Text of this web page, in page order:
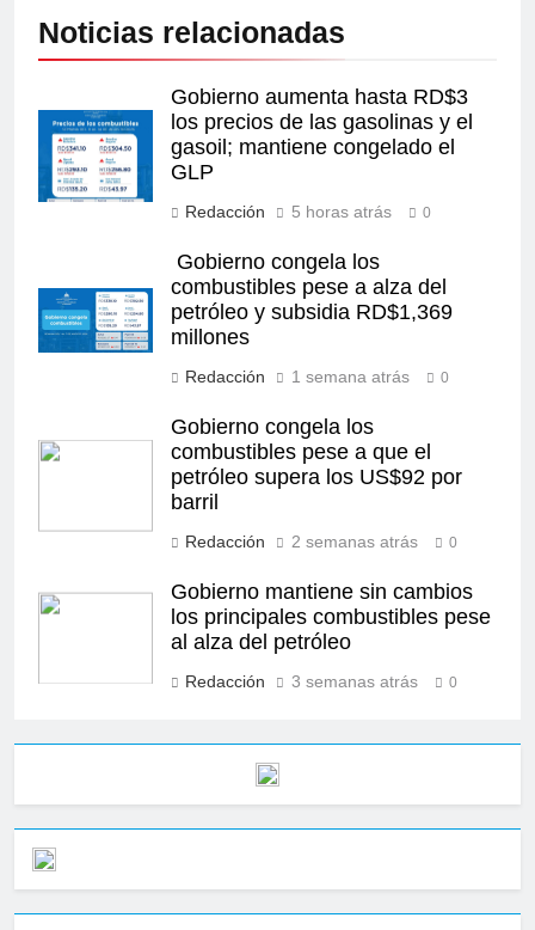
Noticias relacionadas
Gobierno aumenta hasta RD$3
los precios de las gasolinas y el
gasoil; mantiene congelado el
GLP
Redacción 5 horas atrás 0
Gobierno congela los
combustibles pese a alza del
petróleo y subsidia RD$1,369
millones
Redacción 1 semana atrás 0
Gobierno congela los
combustibles pese a que el
petróleo supera los US$92 por
barril
Redacción 2 semanas atrás 0
Gobierno mantiene sin cambios
los principales combustibles pese
al alza del petróleo
Redacción 3 semanas atrás 0